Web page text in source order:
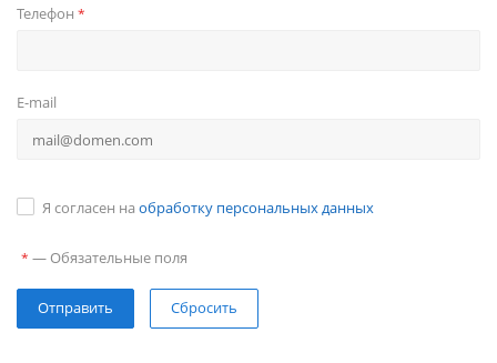
Телефон *
E-mail
Я согласен на обработку персональных данных
* — Обязательные поля
Сбросить